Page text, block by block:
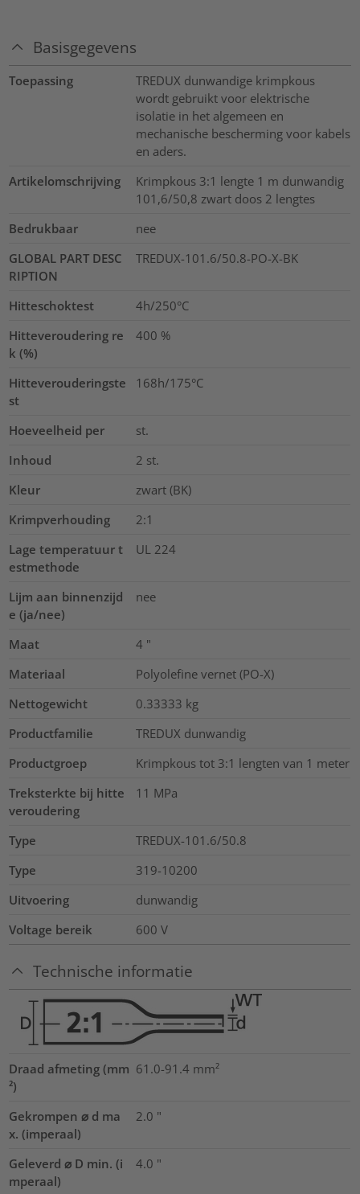
Basisgegevens
Toepassing
TREDUX dunwandige krimpkous
wordt gebruikt voor elektrische
isolatie in het algemeen en
mechanische bescherming voor kabels
en aders.
Artikelomschrijving
Krimpkous 3:1 lengte 1 m dunwandig
101,6/50,8 zwart doos 2 lengtes
Bedrukbaar
nee
GLOBAL PART DESC
RIPTION
TREDUX-101.6/50.8-PO-X-BK
Hitteschoktest
4h/250°C
Hitteveroudering re
k (%)
400 %
Hitteverouderingste
st
168h/175°C
Hoeveelheid per
st.
Inhoud
2 st.
Kleur
zwart (BK)
Krimpverhouding
2:1
Lage temperatuur t
estmethode
UL 224
Lijm aan binnenzijd
e (ja/nee)
nee
Maat 4 "
Materiaal
Polyolefine vernet (PO-X)
Nettogewicht
0.33333 kg
Productfamilie
TREDUX dunwandig
Productgroep
Krimpkous tot 3:1 lengten van 1 meter
Treksterkte bij hitte
veroudering
11 MPa
Type
TREDUX-101.6/50.8
Type
319-10200
Uitvoering
dunwandig
Voltage bereik
600 V
Technische informatie
Draad afmeting (mm
²)
61.0-91.4 mm²
Gekrompen ⌀ d ma
x. (imperaal)
2.0 "
Geleverd ⌀ D min. (i
mperaal)
4.0 "